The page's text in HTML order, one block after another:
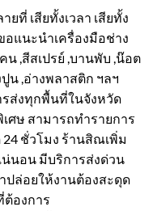
ที่ เสียทั้งเวลา เสียทั้ง
แนะนำเครื่องมือช่าง
,สีสเปรย์ ,บานพับ ,น๊อต
น ,อ่างพลาสติก ฯลฯ
ส่งทุกพื้นที่ในจังหวัด
เศษ สามารถทำรายการ
ชั่วโมง ร้านสิณเพิ่ม
นอน มีบริการส่งด่วน
ล่อยให้งานต้องสะดุด
องการ